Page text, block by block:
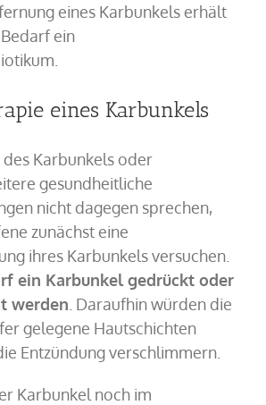
eines Karbunkels erhält
ein
eines Karbunkels
Karbunkels oder
gesundheitliche
nicht dagegen sprechen,
zunächst eine
ihres Karbunkels versuchen.
ein Karbunkel gedrückt oder
werden . Daraufhin würden die
gelegene Hautschichten
Entzündung verschlimmern.
Karbunkel noch im